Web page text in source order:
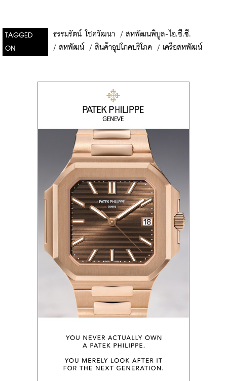
TAGGED
ON
ธรรมรัตน์ โชควัฒนา / สหพัฒนพิบูล-ไอ.ซี.ซี.
/ สหพัฒน์ / สินค้าอุปโภคบริโภค / เครือสหพัฒน์